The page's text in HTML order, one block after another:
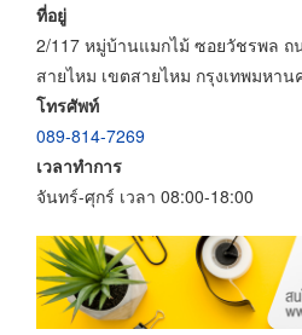
ที่อยู่
2/117 หมู่บ้านแมกไม้ ซอยวัชรพล
สายไหม เขตสายไหม กรุงเทพมหาน
โทรศัพท์
089-814-7269
เวลาทำการ
จันทร์-ศุกร์ เวลา 08:00-18:00